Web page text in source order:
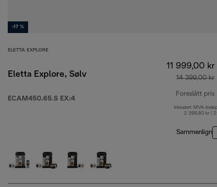
-17 %
ELETTA EXPLORE
Eletta Explore, Sølv
ECAM450.65.S EX:4
11 999,00 kr
14 399,00 kr
Foreslått pris
Inkludert MVA-
2 399,80 kr (
Sammenlign